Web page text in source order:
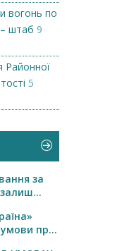
вогонь по
штаб 9
Районної
5
за
залиш...
пр...